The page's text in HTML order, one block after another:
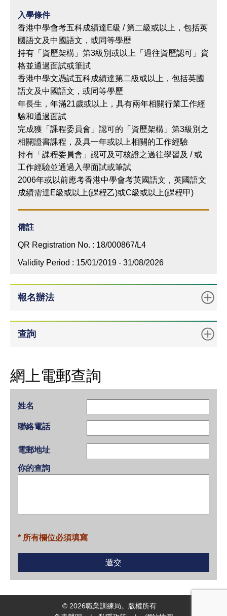
入學條件
香港中學會考五科成績達E級 / 第二級或以上，包括英
國語文及中國語文，或同等學歴
持有「資歷架構」第3級別或以上「過往資歷認可」資
格並通過面試或筆試
香港中學文憑試五科成績達第二級或以上，包括英國
語文及中國語文，或同等學歷
年長生，年滿21歲或以上，具有兩年相關行業工作經
驗和通過面試
完成獲「課程委員會」認可的「資歷架構」第3級別之
相關證書課程，及具一年或以上相關的工作經驗
持有「課程委員會」認可及可核證之過往學習及 / 或
工作經驗並通過入學面試或筆試
2006年或以前應考香港中學會考英國語文，英國語文
成績需達E級或以上(課程乙)或C級或以上(課程甲)
備註
QR Registration No. : 18/000867/L4
Validity Period : 15/01/2019 - 31/08/2026
報名辦法
查詢
網上電郵查詢
姓名
聯絡電話
電郵地址
你的查詢
* 所有欄位必須填寫
© 2026職業訓練局。版權所有